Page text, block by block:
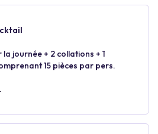
journée + 2 collations + 1
15 pièces par pers.